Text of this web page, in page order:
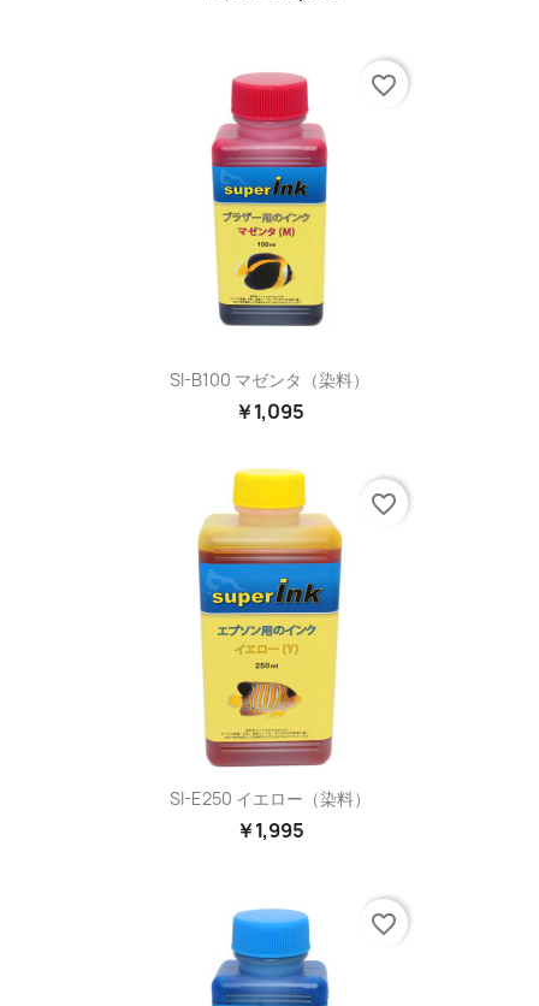
SI-B100 マゼンタ（染料）
￥1,095
favorite_border
SI-E250 イエロー（染料）
￥1,995
favorite_border
favorite_border